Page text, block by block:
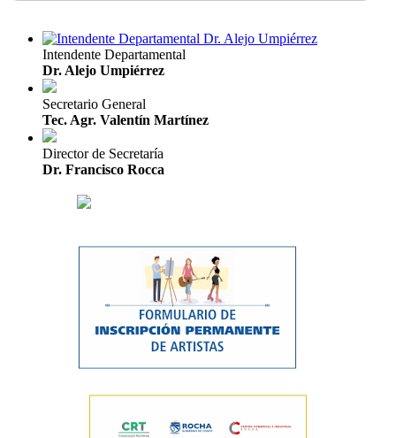
Intendente Departamental
Dr. Alejo Umpiérrez
Secretario General
Tec. Agr. Valentín Martínez
Director de Secretaría
Dr. Francisco Rocca